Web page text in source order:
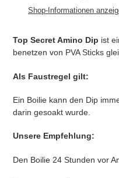
Shop-Informationen
Top Secret Amino Dip ist
benetzen von PVA Sticks
Als Faustregel gilt:
Ein Boilie kann den Dip
darin gesoakt wurde.
Unsere Empfehlung:
Den Boilie 24 Stunden vor